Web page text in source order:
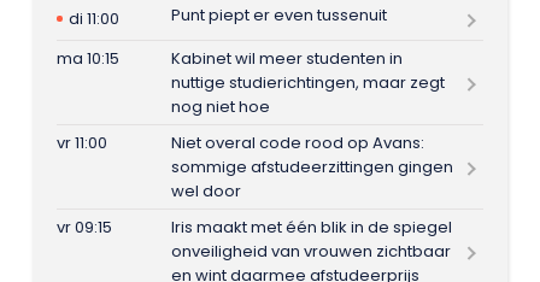
di 11:00
Punt piept er even tussenuit
ma 10:15
Kabinet wil meer studenten in
nuttige studierichtingen, maar zegt
nog niet hoe
vr 11:00
Niet overal code rood op Avans:
sommige afstudeerzittingen gingen
wel door
vr 09:15
Iris maakt met één blik in de spiegel
onveiligheid van vrouwen zichtbaar
en wint daarmee afstudeerprijs